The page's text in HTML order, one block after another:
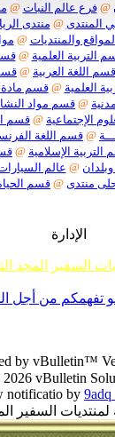
@فرع عالم النبات @
المنتدى @ منتدى
والمنتديات @
التربية العلمية @
قسم اللغة العربية @
العلمية @قسم مادة
@ قسم مواد
الإجتماعية @ قسم
@ قسم اللغة
التربية الإسلامية @
@ عالم
منتدى @ قسم
الإدارة
السفير المجد
من أجل
by vBulletin™
vBulletin
notificatio by
السفير المجد